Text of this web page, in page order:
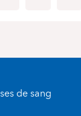
de sang